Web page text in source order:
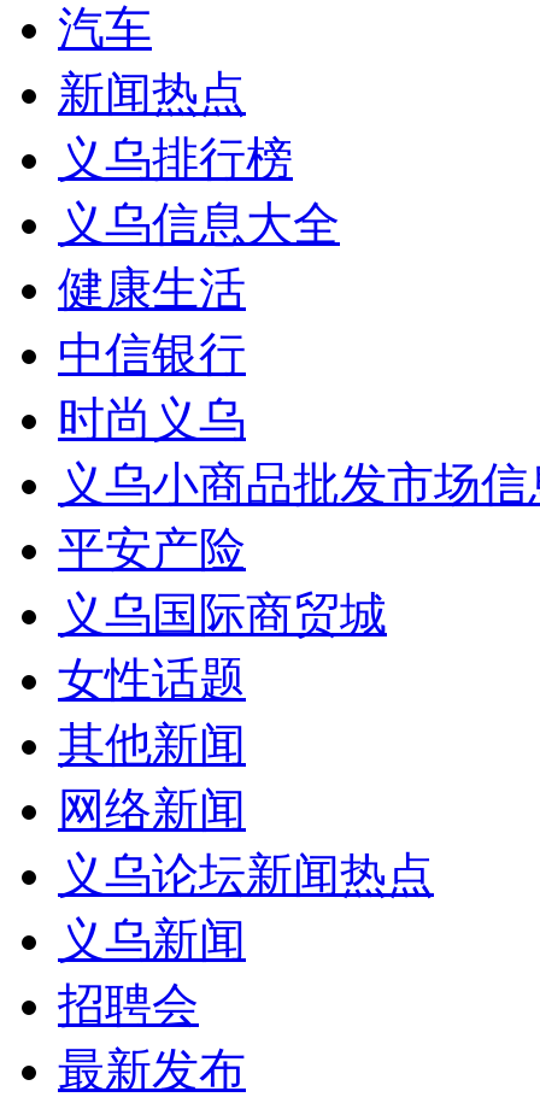
汽车
新闻热点
义乌排行榜
义乌信息大全
健康生活
中信银行
时尚义乌
义乌小商品批发市场
平安产险
义乌国际商贸城
女性话题
其他新闻
网络新闻
义乌论坛新闻热点
义乌新闻
招聘会
最新发布